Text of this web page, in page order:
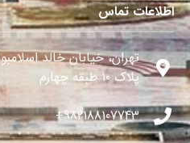
اطلاعات تماس
تهران، خیابان خالد
پلاک ۱۰ طبقه چهارم
982188107743+